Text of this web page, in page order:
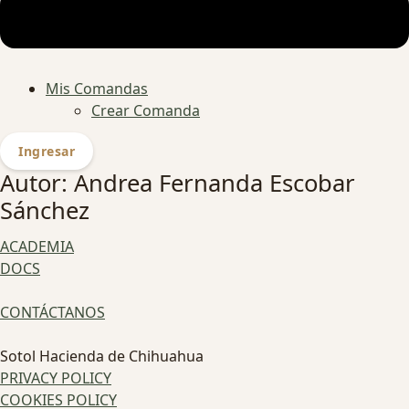
Mis Comandas
Crear Comanda
Ingresar
Autor: Andrea Fernanda Escobar
Sánchez
ACADEMIA
DOCS
CONTÁCTANOS
Sotol Hacienda de Chihuahua
PRIVACY POLICY
COOKIES POLICY